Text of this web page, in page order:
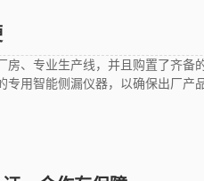
房、专业生产线，并且购置了齐备
专用智能侧漏仪器，以确保出厂产